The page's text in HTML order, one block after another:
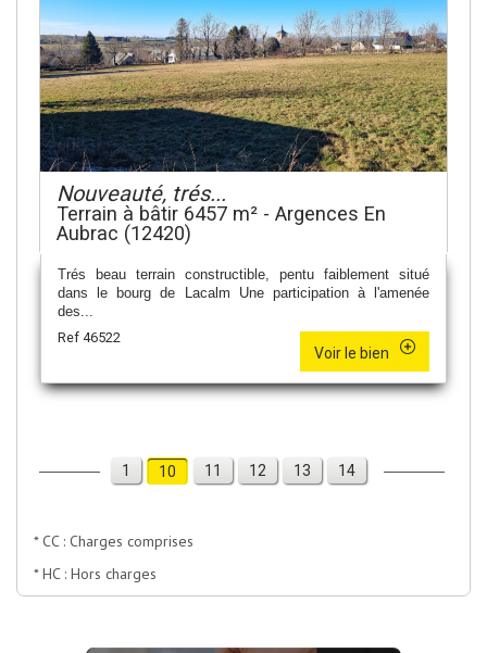
Nouveauté, trés...
Terrain à bâtir 6457 m² - Argences En
Aubrac (12420)
Trés beau terrain constructible, pentu faiblement situé
dans le bourg de Lacalm Une participation à l'amenée
des...
Ref 46522
Voir le bien
1 10 11 12 13 14
* CC : Charges comprises
* HC : Hors charges